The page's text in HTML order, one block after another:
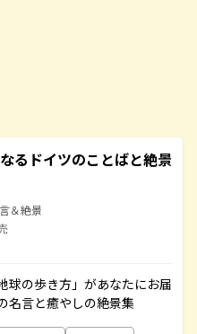
るドイツのことばと絶景
＆絶景
球の歩き方」があなたにお届
名言と癒やしの絶景集